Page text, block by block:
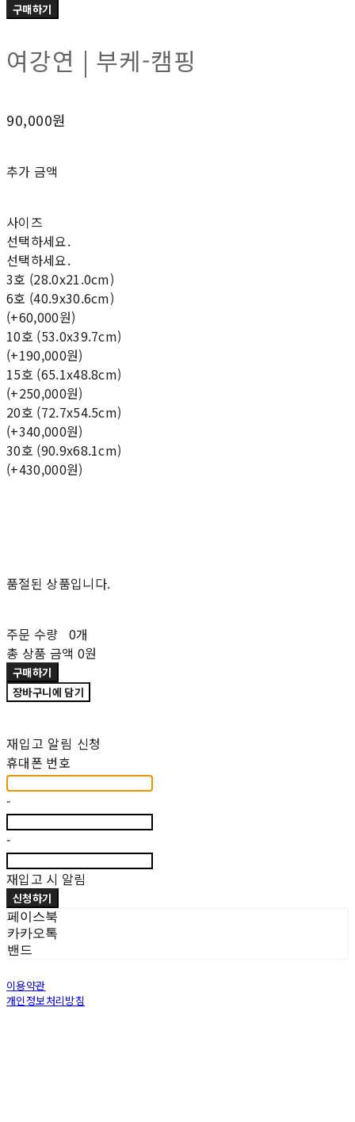
구매하기
여강연 | 부케-캠핑
90,000원
추가 금액
사이즈
선택하세요.
선택하세요.
3호 (28.0x21.0cm)
6호 (40.9x30.6cm)
(+60,000원)
10호 (53.0x39.7cm)
(+190,000원)
15호 (65.1x48.8cm)
(+250,000원)
20호 (72.7x54.5cm)
(+340,000원)
30호 (90.9x68.1cm)
(+430,000원)
품절된 상품입니다.
주문 수량 0개
총 상품 금액 0원
구매하기
장바구니에 담기
재입고 알림 신청
휴대폰 번호
-
-
재입고 시 알림
신청하기
페이스북
카카오톡
밴드
이용약관
개인정보처리방침